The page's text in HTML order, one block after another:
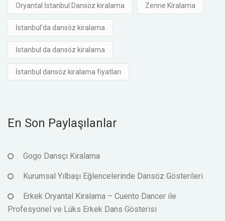
Oryantal İstanbul Dansöz kiralama Zenne Kiralama
İstanbul'da dansöz kiralama
İstanbul da dansöz kiralama
İstanbul dansöz kiralama fiyatları
En Son Paylaşılanlar
Gogo Dansçı Kiralama
Kurumsal Yılbaşı Eğlencelerinde Dansöz Gösterileri
Erkek Oryantal Kiralama – Cuento Dancer ile
Profesyonel ve Lüks Erkek Dans Gösterisi